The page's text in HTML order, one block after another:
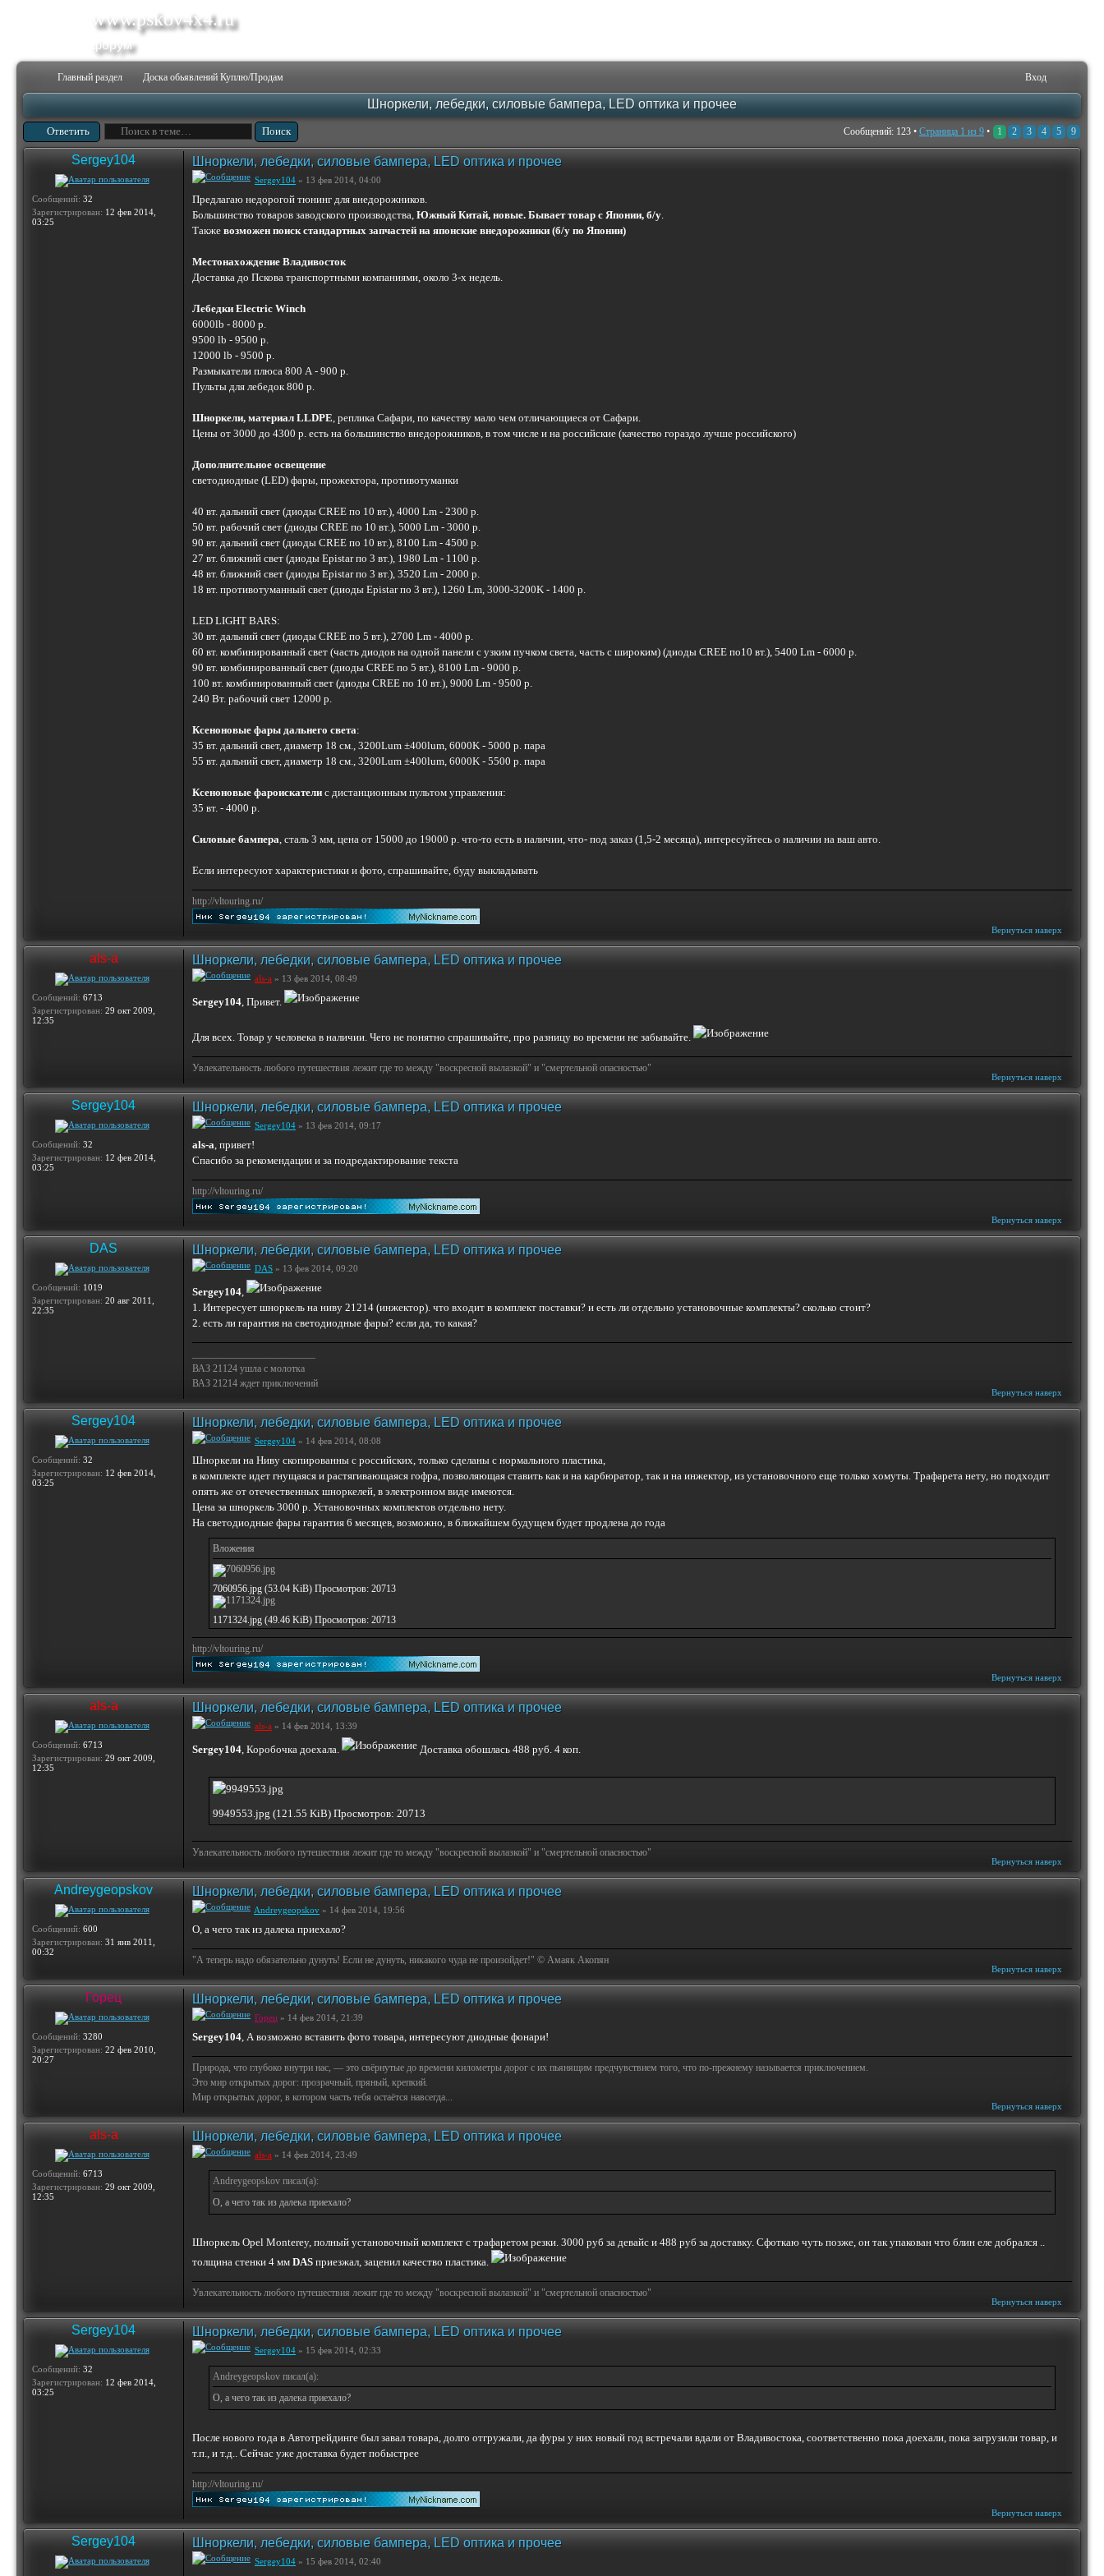
www.pskov4x4.ru
форум
Главный раздел Доска обьявлений Куплю/Продам Вход
Шноркели, лебедки, силовые бампера, LED оптика и прочее
Ответить Сообщений: 123 • Страница 1 из 9 • 1 2 3 4 5 9
Sergey104
Сообщений: 32
Зарегистрирован: 12 фев 2014,
03:25
Шноркели, лебедки, силовые бампера, LED оптика и прочее
Sergey104 » 13 фев 2014, 04:00
Предлагаю недорогой тюнинг для внедорожников.
Большинство товаров заводского производства, Южный Китай, новые. Бывает товар с Японии, б/у.
Также возможен поиск стандартных запчастей на японские внедорожники (б/у по Японии)
Местонахождение Владивосток
Доставка до Пскова транспортными компаниями, около 3-х недель.
Лебедки Electric Winch
6000lb - 8000 р.
9500 lb - 9500 р.
12000 lb - 9500 р.
Размыкатели плюса 800 А - 900 р.
Пульты для лебедок 800 р.
Шноркели, материал LLDPE, реплика Сафари, по качеству мало чем отличающиеся от Сафари.
Цены от 3000 до 4300 р. есть на большинство внедорожников, в том числе и на российские (качество гораздо лучше российского)
Дополнительное освещение
светодиодные (LED) фары, прожектора, противотуманки
40 вт. дальний свет (диоды CREE по 10 вт.), 4000 Lm - 2300 р.
50 вт. рабочий свет (диоды CREE по 10 вт.), 5000 Lm - 3000 р.
90 вт. дальний свет (диоды CREE по 10 вт.), 8100 Lm - 4500 р.
27 вт. ближний свет (диоды Epistar по 3 вт.), 1980 Lm - 1100 р.
48 вт. ближний свет (диоды Epistar по 3 вт.), 3520 Lm - 2000 р.
18 вт. противотуманный свет (диоды Epistar по 3 вт.), 1260 Lm, 3000-3200K - 1400 р.
LED LIGHT BARS:
30 вт. дальний свет (диоды CREE по 5 вт.), 2700 Lm - 4000 р.
60 вт. комбинированный свет (часть диодов на одной панели с узким пучком света, часть с широким) (диоды CREE по10 вт.), 5400 Lm - 6000 р.
90 вт. комбинированный свет (диоды CREE по 5 вт.), 8100 Lm - 9000 р.
100 вт. комбинированный свет (диоды CREE по 10 вт.), 9000 Lm - 9500 р.
240 Вт. рабочий свет 12000 р.
Ксеноновые фары дальнего света:
35 вт. дальний свет, диаметр 18 см., 3200Lum ±400lum, 6000K - 5000 р. пара
55 вт. дальний свет, диаметр 18 см., 3200Lum ±400lum, 6000K - 5500 р. пара
Ксеноновые фароискатели с дистанционным пультом управления:
35 вт. - 4000 р.
Силовые бампера, сталь 3 мм, цена от 15000 до 19000 р. что-то есть в наличии, что- под заказ (1,5-2 месяца), интересуйтесь о наличии на ваш авто.
Если интересуют характеристики и фото, спрашивайте, буду выкладывать
http://vltouring.ru/
Вернуться наверх
als-a
Сообщений: 6713
Зарегистрирован: 29 окт 2009,
12:35
Шноркели, лебедки, силовые бампера, LED оптика и прочее
als-a » 13 фев 2014, 08:49
Sergey104, Привет.
Для всех. Товар у человека в наличии. Чего не понятно спрашивайте, про разницу во времени не забывайте.
Увлекательность любого путешествия лежит где то между "воскресной вылазкой" и "смертельной опасностью"
Вернуться наверх
Sergey104
Сообщений: 32
Зарегистрирован: 12 фев 2014,
03:25
Шноркели, лебедки, силовые бампера, LED оптика и прочее
Sergey104 » 13 фев 2014, 09:17
als-a, привет!
Спасибо за рекомендации и за подредактирование текста
http://vltouring.ru/
Вернуться наверх
DAS
Сообщений: 1019
Зарегистрирован: 20 авг 2011,
22:35
Шноркели, лебедки, силовые бампера, LED оптика и прочее
DAS » 13 фев 2014, 09:20
Sergey104,
1. Интересует шноркель на ниву 21214 (инжектор). что входит в комплект поставки? и есть ли отдельно установочные комплекты? сколько стоит?
2. есть ли гарантия на светодиодные фары? если да, то какая?
ВАЗ 21124 ушла с молотка
ВАЗ 21214 ждет приключений
Вернуться наверх
Sergey104
Сообщений: 32
Зарегистрирован: 12 фев 2014,
03:25
Шноркели, лебедки, силовые бампера, LED оптика и прочее
Sergey104 » 14 фев 2014, 08:08
Шноркели на Ниву скопированны с российских, только сделаны с нормального пластика,
в комплекте идет гнущаяся и растягивающаяся гофра, позволяющая ставить как и на карбюратор, так и на инжектор, из установочного еще только хомуты. Трафарета нету, но подходит
опять же от отечественных шноркелей, в электронном виде имеются.
Цена за шноркель 3000 р. Установочных комплектов отдельно нету.
На светодиодные фары гарантия 6 месяцев, возможно, в ближайшем будущем будет продлена до года
Вложения
7060956.jpg (53.04 KiB) Просмотров: 20713
1171324.jpg (49.46 KiB) Просмотров: 20713
http://vltouring.ru/
Вернуться наверх
als-a
Сообщений: 6713
Зарегистрирован: 29 окт 2009,
12:35
Шноркели, лебедки, силовые бампера, LED оптика и прочее
als-a » 14 фев 2014, 13:39
Sergey104, Коробочка доехала. Доставка обошлась 488 руб. 4 коп.
9949553.jpg (121.55 KiB) Просмотров: 20713
Увлекательность любого путешествия лежит где то между "воскресной вылазкой" и "смертельной опасностью"
Вернуться наверх
Andreygeopskov
Сообщений: 600
Зарегистрирован: 31 янв 2011,
00:32
Шноркели, лебедки, силовые бампера, LED оптика и прочее
Andreygeopskov » 14 фев 2014, 19:56
О, а чего так из далека приехало?
"А теперь надо обязательно дунуть! Если не дунуть, никакого чуда не произойдет!" © Амаяк Акопян
Вернуться наверх
Горец
Сообщений: 3280
Зарегистрирован: 22 фев 2010,
20:27
Шноркели, лебедки, силовые бампера, LED оптика и прочее
Горец » 14 фев 2014, 21:39
Sergey104, А возможно вставить фото товара, интересуют диодные фонари!
Природа, что глубоко внутри нас, — это свёрнутые до времени километры дорог с их пьянящим предчувствием того, что по-прежнему называется приключением.
Это мир открытых дорог: прозрачный, пряный, крепкий.
Мир открытых дорог, в котором часть тебя остаётся навсегда...
Вернуться наверх
als-a
Сообщений: 6713
Зарегистрирован: 29 окт 2009,
12:35
Шноркели, лебедки, силовые бампера, LED оптика и прочее
als-a » 14 фев 2014, 23:49
Andreygeopskov писал(а):
О, а чего так из далека приехало?
Шноркель Opel Monterey, полный установочный комплект с трафаретом резки. 3000 руб за девайс и 488 руб за доставку. Сфоткаю чуть позже, он так упакован что блин еле добрался ..
толщина стенки 4 мм DAS приезжал, заценил качество пластика.
Увлекательность любого путешествия лежит где то между "воскресной вылазкой" и "смертельной опасностью"
Вернуться наверх
Sergey104
Сообщений: 32
Зарегистрирован: 12 фев 2014,
03:25
Шноркели, лебедки, силовые бампера, LED оптика и прочее
Sergey104 » 15 фев 2014, 02:33
Andreygeopskov писал(а):
О, а чего так из далека приехало?
После нового года в Автотрейдинге был завал товара, долго отгружали, да фуры у них новый год встречали вдали от Владивостока, соответственно пока доехали, пока загрузили товар, и
т.п., и т.д.. Сейчас уже доставка будет побыстрее
http://vltouring.ru/
Вернуться наверх
Sergey104 Шноркели, лебедки, силовые бампера, LED оптика и прочее
Sergey104 » 15 фев 2014, 02:40